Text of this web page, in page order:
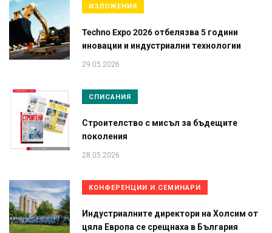
ИЗЛОЖЕНИЯ
Techno Expo 2026 отбелязва 5 години
иновации и индустриални технологии
29.05.2026
СПИСАНИЯ
Строителство с мисъл за бъдещите
поколения
28.05.2026
КОНФЕРЕНЦИИ И СЕМИНАРИ
Индустриалните директори на Холсим от
цяла Европа се срещнаха в България